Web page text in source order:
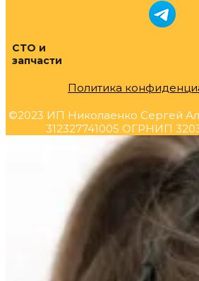
СТО и
запчасти
Политика
©2023 ИП Николаенко Сергей
312327741005 ОГРНИП